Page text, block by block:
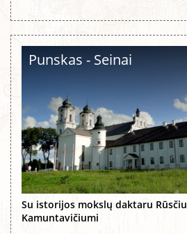
Punskas - Seinai
Su istorijos mokslų daktaru Rūsčiu
Kamuntavičiumi